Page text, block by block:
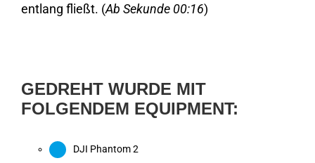
entlang fließt. (Ab Sekunde 00:16)
GEDREHT WURDE MIT
FOLGENDEM EQUIPMENT:
DJI Phantom 2